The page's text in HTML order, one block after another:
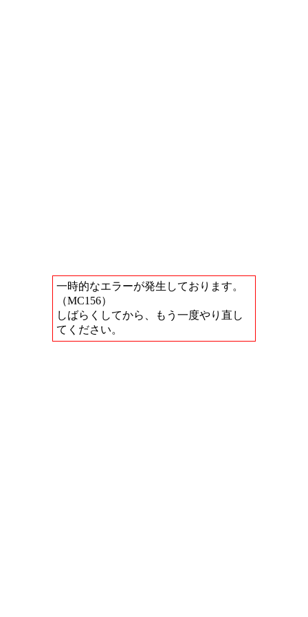
一時的なエラーが発生しております。
（MC156）
しばらくしてから、もう一度やり直し
てください。